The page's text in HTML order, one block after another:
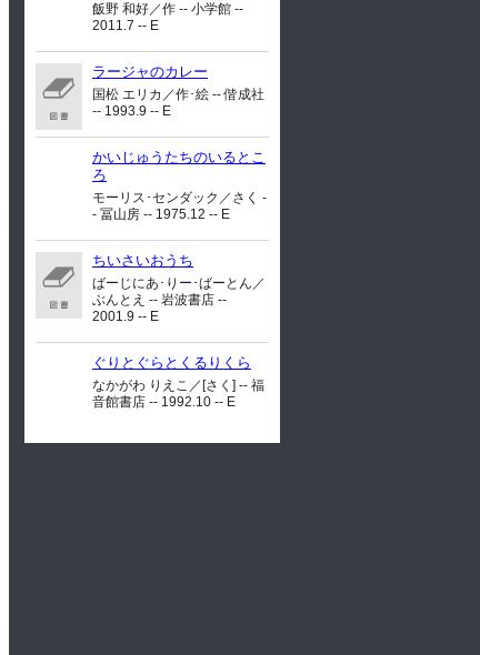
飯野 和好／作 -- 小学館 --
2011.7 -- E
ラージャのカレー
国松 エリカ／作･絵 -- 偕成社
-- 1993.9 -- E
かいじゅうたちのいるとこ
ろ
モーリス･センダック／さく -
- 冨山房 -- 1975.12 -- E
ちいさいおうち
ばーじにあ･りー･ばーとん／
ぶんとえ -- 岩波書店 --
2001.9 -- E
ぐりとぐらとくるりくら
なかがわ りえこ／[さく] -- 福
音館書店 -- 1992.10 -- E